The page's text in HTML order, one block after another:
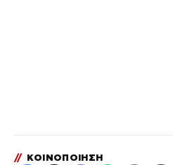
// ΚΟΙΝΟΠΟΙΗΣΗ